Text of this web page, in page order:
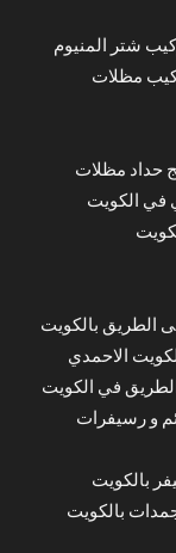
شتر المنيوم
مظلات
حداد مظلات
في الكويت
الطريق بالكويت
الاحمدي
في الكويت
و رسيفرات
بالكويت
بالكويت